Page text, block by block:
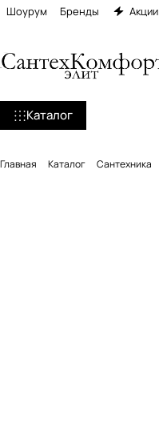
Шоурум Бренды Акции
Каталог
Главная Каталог Сантехника